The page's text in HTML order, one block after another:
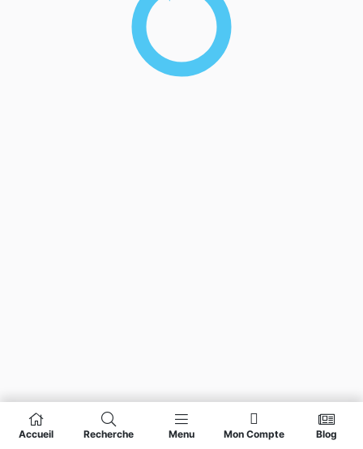
Accueil Recherche Menu Mon Compte Blog